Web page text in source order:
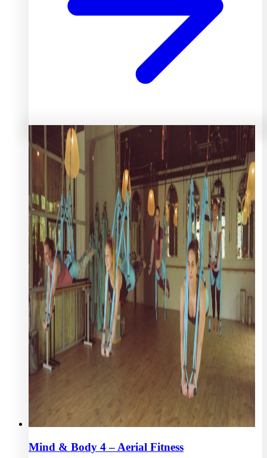
Mind & Body 4 – Aerial Fitness